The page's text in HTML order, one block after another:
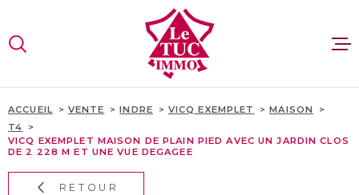
menu
contenu
VENTES
ACCUEIL VENTE INDRE VICQ EXEMPLET
MAISON
T4
VICQ EXEMPLET MAISON DE PLAIN PIED AVEC UN JARDIN CLOS
DE 2 228 M ET UNE VUE DEGAGEE
RETOUR
VOTRE
RECHERCHE
D'OFFRE
VENTE